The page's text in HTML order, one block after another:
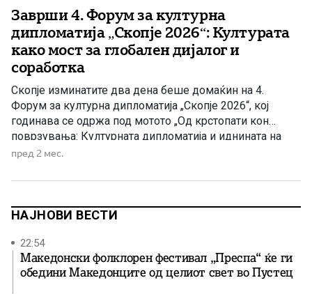
Заврши 4. Форум за културна
дипломатија „Скопје 2026“: Културата
како мост за глобален дијалог и
соработка
Скопје изминатите два дена беше домаќин на 4.
Форум за културна дипломатија „Скопје 2026“, кој
годинава се одржа под мотото „Од крстопати кон
поврзувања: Културната дипломатија и иднината на
глобалниот дијалог“. На форумот учествуваа
личности од Македонија, САД, Германија, Франција,
дискутираа […]
пред 2 мес.
НАЈНОВИ ВЕСТИ
22:54
Македонски фолклорен фестивал „Преспа“ ќе ги
обедини Македонците од целиот свет во Пустец